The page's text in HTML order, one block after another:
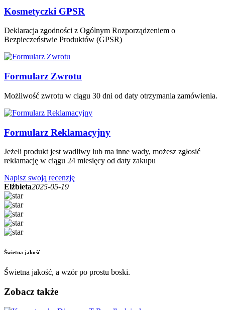
Kosmetyczki GPSR
Deklaracja zgodności z Ogólnym Rozporządzeniem o
Bezpieczeństwie Produktów (GPSR)
Formularz Zwrotu
Możliwość zwrotu w ciągu 30 dni od daty otrzymania zamówienia.
Formularz Reklamacyjny
Jeżeli produkt jest wadliwy lub ma inne wady, możesz zgłosić
reklamację w ciągu 24 miesięcy od daty zakupu
Napisz swoją recenzję
Elżbieta2025-05-19
Świetna jakość
Świetna jakość, a wzór po prostu boski.
Zobacz także